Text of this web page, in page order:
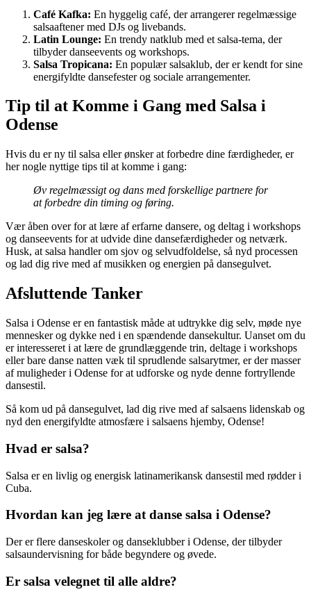
Café Kafka: En hyggelig café, der arrangerer regelmæssige
salsaaftener med DJs og livebands.
Latin Lounge: En trendy natklub med et salsa-tema, der
tilbyder danseevents og workshops.
Salsa Tropicana: En populær salsaklub, der er kendt for sine
energifyldte dansefester og sociale arrangementer.
Tip til at Komme i Gang med Salsa i
Odense
Hvis du er ny til salsa eller ønsker at forbedre dine færdigheder, er
her nogle nyttige tips til at komme i gang:
Øv regelmæssigt og dans med forskellige partnere for
at forbedre din timing og føring.
Vær åben over for at lære af erfarne dansere, og deltag i workshops
og danseevents for at udvide dine dansefærdigheder og netværk.
Husk, at salsa handler om sjov og selvudfoldelse, så nyd processen
og lad dig rive med af musikken og energien på dansegulvet.
Afsluttende Tanker
Salsa i Odense er en fantastisk måde at udtrykke dig selv, møde nye
mennesker og dykke ned i en spændende dansekultur. Uanset om du
er interesseret i at lære de grundlæggende trin, deltage i workshops
eller bare danse natten væk til sprudlende salsa­rytmer, er der masser
af muligheder i Odense for at udforske og nyde denne fortryllende
dansestil.
Så kom ud på dansegulvet, lad dig rive med af salsaens lidenskab og
nyd den energifyldte atmosfære i salsaens hjemby, Odense!
Hvad er salsa?
Salsa er en livlig og energisk latinamerikansk dansestil med rødder i
Cuba.
Hvordan kan jeg lære at danse salsa i Odense?
Der er flere danseskoler og danseklubber i Odense, der tilbyder
salsaundervisning for både begyndere og øvede.
Er salsa velegnet til alle aldre?